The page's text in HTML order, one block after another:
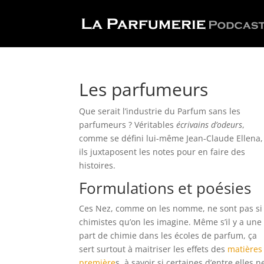
Les parfumeurs
Que serait l’industrie du Parfum sans les
parfumeurs ? Véritablesécrivains d’odeurs,
comme se défini lui-même Jean-Claude Ellena,
ils juxtaposent les notes pour en faire des
histoires.
Formulations et poésies
Ces Nez, comme on les nomme, ne sont pas si
chimistes qu’on les imagine. Même s’il y a une
part de chimie dans les écoles de parfum, ça
sert surtout à maitriser les effets des matières